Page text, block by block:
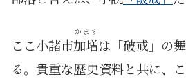
ここ小諸市加増
かます
は「破戒」の
る。貴重な歴史資料と共に、